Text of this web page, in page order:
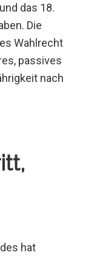
das 18.
Die
Wahlrecht
passives
nach
hat